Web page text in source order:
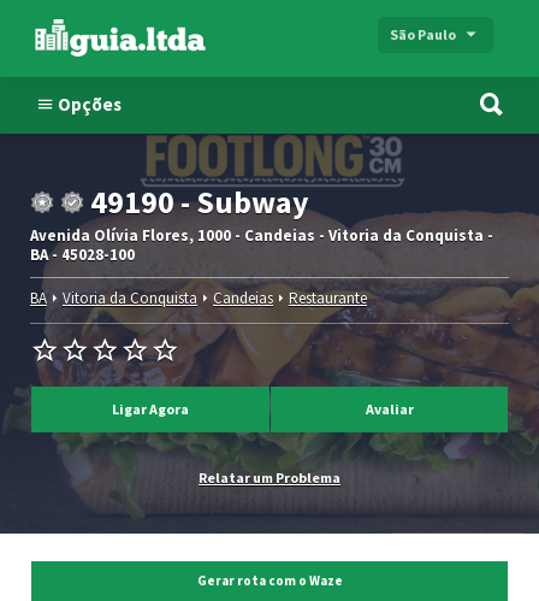
São Paulo
Opções
49190 - Subway
Avenida Olívia Flores, 1000 - Candeias - Vitoria da Conquista -
BA - 45028-100
BA Vitoria da Conquista Candeias Restaurante
Ligar Agora Avaliar
Relatar um Problema
Gerar rota com o Waze